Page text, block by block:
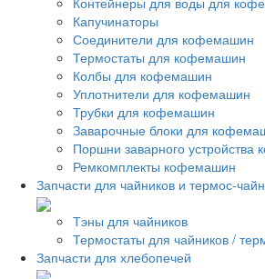
Капучинаторы
Соединители для кофемашин
Термостаты для кофемашин
Колбы для кофемашин
Уплотнители для кофемашин
Трубки для кофемашин
Заварочные блоки для
Поршни заварного устройства
Ремкомплекты кофемашин
Запчасти для чайников и термос-
Тэны для чайников
Термостаты для чайников /
Запчасти для хлебопечей